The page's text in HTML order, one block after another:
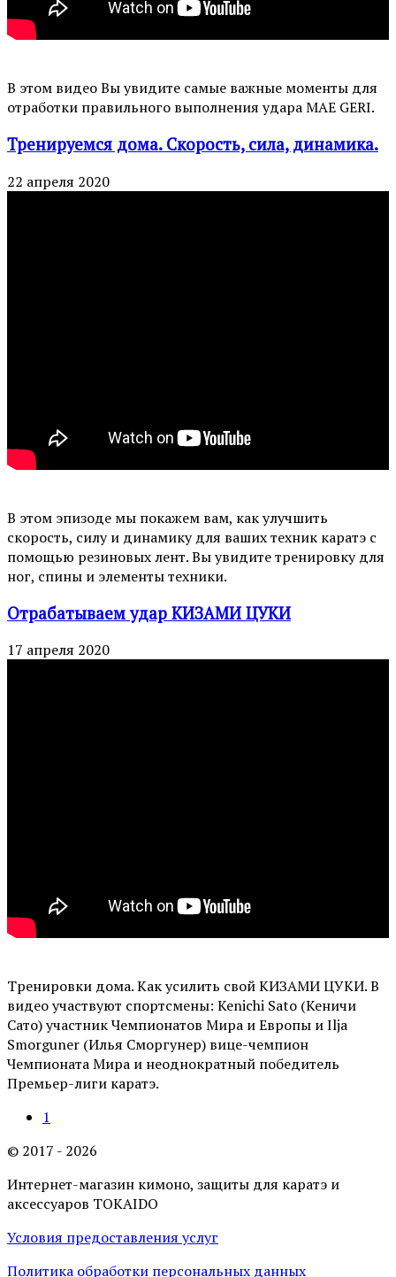
В этом видео Вы увидите самые важные моменты для
отработки правильного выполнения удара MAE GERI.
Тренируемся дома. Скорость, сила, динамика.
22 апреля 2020
В этом эпизоде мы покажем вам, как улучшить
скорость, силу и динамику для ваших техник каратэ с
помощью резиновых лент. Вы увидите тренировку для
ног, спины и элементы техники.
Отрабатываем удар КИЗАМИ ЦУКИ
17 апреля 2020
Тренировки дома. Как усилить свой КИЗАМИ ЦУКИ. В
видео участвуют спортсмены: Kenichi Sato (Кеничи
Сато) участник Чемпионатов Мира и Европы и Ilja
Smorguner (Илья Сморгунер) вице-чемпион
Чемпионата Мира и неоднократный победитель
Премьер-лиги каратэ.
1
© 2017 - 2026
Интернет-магазин кимоно, защиты для каратэ и
аксессуаров TOKAIDO
Условия предоставления услуг
Политика обработки персональных данных